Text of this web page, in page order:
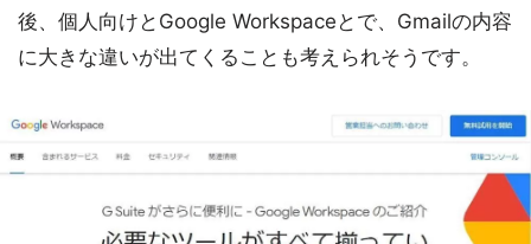
後、個人向けとGoogle Workspaceとで、Gmailの内容
に大きな違いが出てくることも考えられそうです。